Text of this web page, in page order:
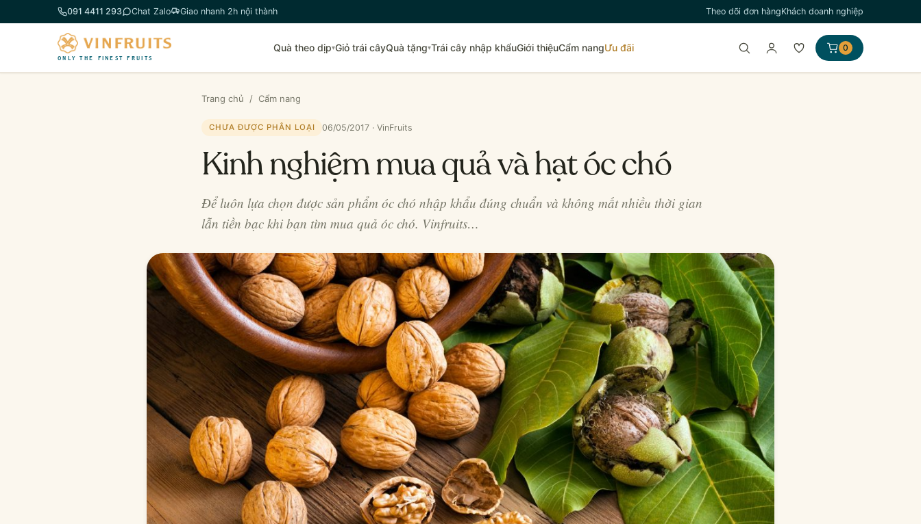
đến
dung
091 4411 293 Chat Zalo Giao nhanh 2h nội thành Theo dõi đơn hàngKhách doanh nghiệp
ONLY THE FINEST FRUITS
Quà theo dịp▾Giỏ trái câyQuà tặng▾Trái cây nhập khẩuGiới thiệuCẩm nangƯu đãi 0
Trang chủ / Cẩm nang
CHƯA ĐƯỢC PHÂN LOẠI 06/05/2017 · VinFruits
Kinh nghiệm mua quả và hạt óc chó
Để luôn lựa chọn được sản phẩm óc chó nhập khẩu đúng chuẩn và không mất nhiều thời gian
lẫn tiền bạc khi bạn tìm mua quả óc chó. Vinfruits…